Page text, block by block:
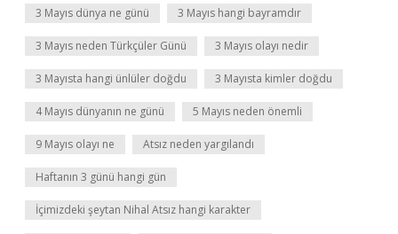
3 Mayıs dünya ne günü 3 Mayıs hangi bayramdır
3 Mayıs neden Türkçüler Günü 3 Mayıs olayı nedir
3 Mayısta hangi ünlüler doğdu 3 Mayısta kimler doğdu
4 Mayıs dünyanın ne günü 5 Mayıs neden önemli
9 Mayıs olayı ne Atsız neden yargılandı
Haftanın 3 günü hangi gün
İçimizdeki şeytan Nihal Atsız hangi karakter